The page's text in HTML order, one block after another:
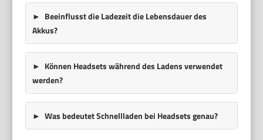
Beeinflusst die Ladezeit die Lebensdauer des
Akkus?
Können Headsets während des Ladens verwendet
werden?
Was bedeutet Schnellladen bei Headsets genau?